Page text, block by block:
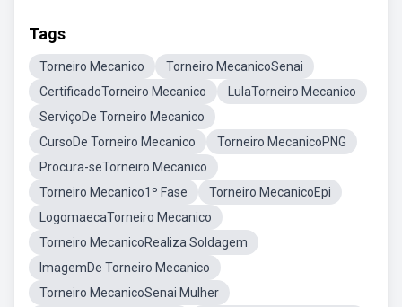
Tags
Torneiro Mecanico
Torneiro MecanicoSenai
CertificadoTorneiro Mecanico
LulaTorneiro Mecanico
ServiçoDe Torneiro Mecanico
CursoDe Torneiro Mecanico
Torneiro MecanicoPNG
Procura-seTorneiro Mecanico
Torneiro Mecanico1º Fase
Torneiro MecanicoEpi
LogomaecaTorneiro Mecanico
Torneiro MecanicoRealiza Soldagem
ImagemDe Torneiro Mecanico
Torneiro MecanicoSenai Mulher